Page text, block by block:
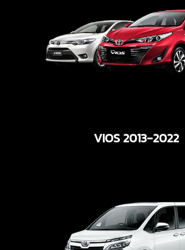
VIOS 2013-2022